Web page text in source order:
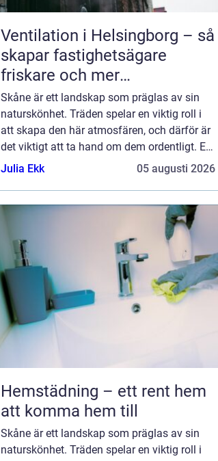
Ventilation i Helsingborg – så
skapar fastighetsägare
friskare och mer
energieffektiva byggnader
Skåne är ett landskap som präglas av sin
naturskönhet. Träden spelar en viktig roll i
att skapa den här atmosfären, och därför är
det viktigt att ta hand om dem ordentligt. En
trädbesiktning i Skåne utförs av en
Julia Ekk 05 augusti 2026
Hemstädning – ett rent hem
att komma hem till
Skåne är ett landskap som präglas av sin
naturskönhet. Träden spelar en viktig roll i